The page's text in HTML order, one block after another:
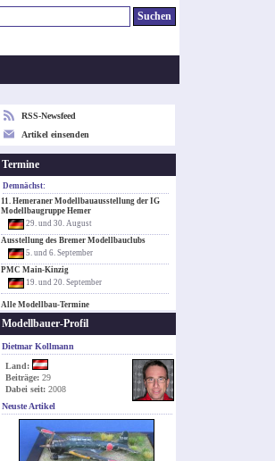
RSS-Newsfeed
Artikel einsenden
Termine
Demnächst:
11. Hemeraner Modellbauausstellung der IG
Modellbaugruppe Hemer
29. und 30. August
Ausstellung des Bremer Modellbauclubs
5. und 6. September
PMC Main-Kinzig
19. und 20. September
Alle Modellbau-Termine
Modellbauer-Profil
Dietmar Kollmann
Land:
Beiträge: 29
Dabei seit: 2008
Neuste Artikel